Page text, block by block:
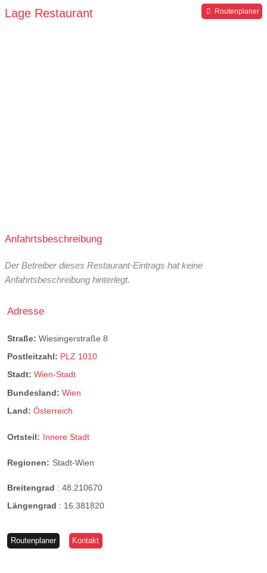
Lage Restaurant Routenplaner
Anfahrtsbeschreibung
Der Betreiber dieses Restaurant-Eintrags hat keine
Anfahrtsbeschreibung hinterlegt.
Adresse
Straße: Wiesingerstraße 8
Postleitzahl: PLZ 1010
Stadt: Wien-Stadt
Bundesland: Wien
Land: Österreich
Ortsteil: Innere Stadt
Regionen: Stadt-Wien
Breitengrad : 48.210670
Längengrad : 16.381820
Routenplaner Kontakt